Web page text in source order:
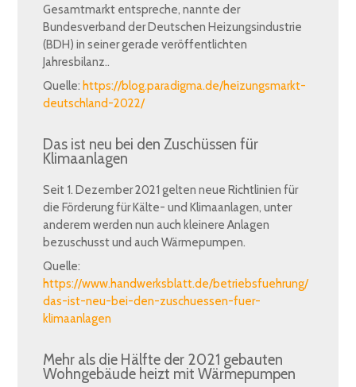
Gesamtmarkt entspreche, nannte der
Bundesverband der Deutschen Heizungsindustrie
(BDH) in seiner gerade veröffentlichten
Jahresbilanz..
Quelle: https://blog.paradigma.de/heizungsmarkt-
deutschland-2022/
Das ist neu bei den Zuschüssen für
Klimaanlagen
Seit 1. Dezember 2021 gelten neue Richtlinien für
die Förderung für Kälte- und Klimaanlagen, unter
anderem werden nun auch kleinere Anlagen
bezuschusst und auch Wärmepumpen.
Quelle:
https://www.handwerksblatt.de/betriebsfuehrung/
das-ist-neu-bei-den-zuschuessen-fuer-
klimaanlagen
Mehr als die Hälfte der 2021 gebauten
Wohngebäude heizt mit Wärmepumpen